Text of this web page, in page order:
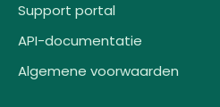
Support portal
API-documentatie
Algemene voorwaarden